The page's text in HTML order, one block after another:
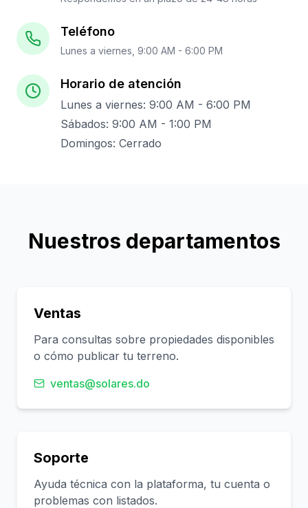
Teléfono
Lunes a viernes, 9:00 AM - 6:00 PM
Horario de atención
Lunes a viernes: 9:00 AM - 6:00 PM
Sábados: 9:00 AM - 1:00 PM
Domingos: Cerrado
Nuestros departamentos
Ventas
Para consultas sobre propiedades disponibles
o cómo publicar tu terreno.
ventas@solares.do
Soporte
Ayuda técnica con la plataforma, tu cuenta o
problemas con listados.